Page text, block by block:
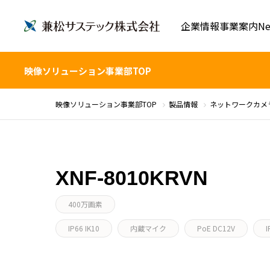
企業情報事業案内
映像ソリューション事業部TOP
映像ソリューション事業部TOP 製品情報 ネットワークカ
XNF-8010KRVN
400万画素
IP66 IK10 内蔵マイク PoE DC12V